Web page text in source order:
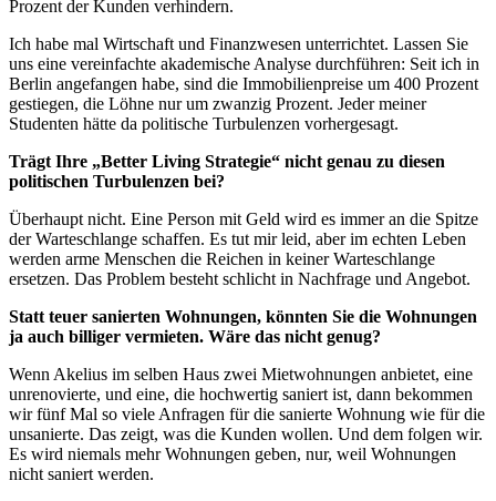
Prozent der Kunden verhindern.
Ich habe mal Wirtschaft und Finanzwesen unterrichtet. Lassen Sie
uns eine vereinfachte akademische Analyse durchführen: Seit ich in
Berlin angefangen habe, sind die Immobilienpreise um 400 Prozent
gestiegen, die Löhne nur um zwanzig Prozent. Jeder meiner
Studenten hätte da politische Turbulenzen vorhergesagt.
Trägt Ihre „Better Living Strategie“ nicht genau zu diesen
politischen Turbulenzen bei?
Überhaupt nicht. Eine Person mit Geld wird es immer an die Spitze
der Warteschlange schaffen. Es tut mir leid, aber im echten Leben
werden arme Menschen die Reichen in keiner Warteschlange
ersetzen. Das Problem besteht schlicht in Nachfrage und Angebot.
Statt teuer sanierten Wohnungen, könnten Sie die Wohnungen
ja auch billiger vermieten. Wäre das nicht genug?
Wenn Akelius im selben Haus zwei Mietwohnungen anbietet, eine
unrenovierte, und eine, die hochwertig saniert ist, dann bekommen
wir fünf Mal so viele Anfragen für die sanierte Wohnung wie für die
unsanierte. Das zeigt, was die Kunden wollen. Und dem folgen wir.
Es wird niemals mehr Wohnungen geben, nur, weil Wohnungen
nicht saniert werden.